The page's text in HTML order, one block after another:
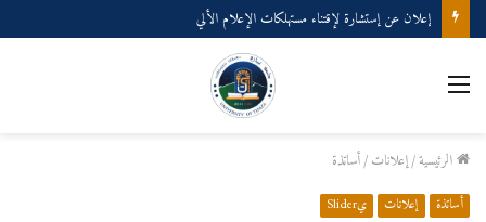
إعلان عن إستشارة لإقتناء مستهلكات الإعلام الألي
القائمة
الرئيسية/إعلانات/أساتذة
أساتذة إعلانات يSlider